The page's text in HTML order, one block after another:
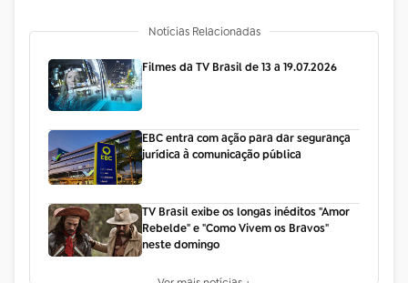
Notícias Relacionadas
Filmes da TV Brasil de 13 a 19.07.2026
EBC entra com ação para dar segurança
jurídica à comunicação pública
TV Brasil exibe os longas inéditos "Amor
Rebelde" e "Como Vivem os Bravos"
neste domingo